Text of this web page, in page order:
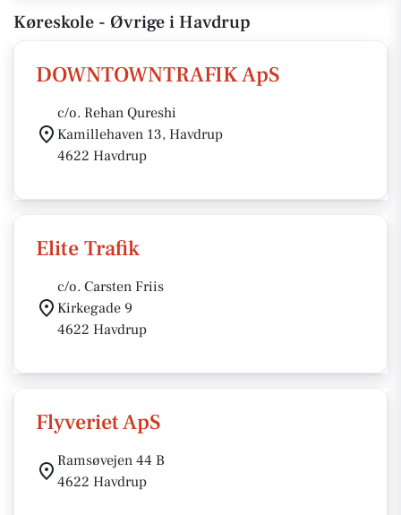
Køreskole - Øvrige i Havdrup
DOWNTOWNTRAFIK ApS
c/o. Rehan Qureshi
Kamillehaven 13, Havdrup
4622 Havdrup
Elite Trafik
c/o. Carsten Friis
Kirkegade 9
4622 Havdrup
Flyveriet ApS
Ramsøvejen 44 B
4622 Havdrup